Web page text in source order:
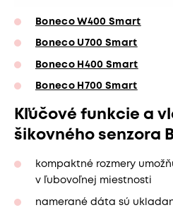
Boneco W400 Smart
Boneco U700 Smart
Boneco H400 Smart
Boneco H700 Smart
Kľúčové funkcie a
šikovného senzora
kompaktné rozmery
v ľubovoľnej miestnosti
namerané dáta sú